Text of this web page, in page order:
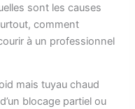
sont les causes
comment
à un professionnel
mais tuyau chaud
blocage partiel ou